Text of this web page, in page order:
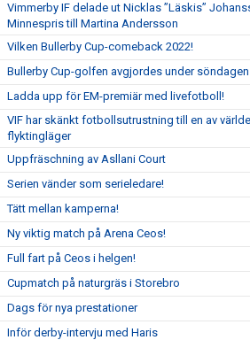
Vimmerby IF delade ut Nicklas ”Läskis”
Minnespris till Martina Andersson
Vilken Bullerby Cup-comeback 2022!
Bullerby Cup-golfen avgjordes under söndagen
Ladda upp för EM-premiär med livefotboll!
VIF har skänkt fotbollsutrustning till en av
flyktingläger
Uppfräschning av Asllani Court
Serien vänder som serieledare!
Tätt mellan kamperna!
Ny viktig match på Arena Ceos!
Full fart på Ceos i helgen!
Cupmatch på naturgräs i Storebro
Dags för nya prestationer
Inför derby-intervju med Haris